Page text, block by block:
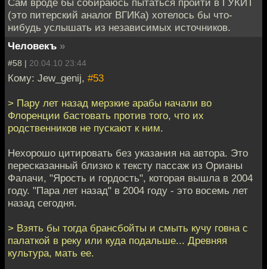
Сам вроде бы собираюсь пытаться пройти в ГУКИТ
(это питерский аналог ВГИКа) хотелось бы что-
нибудь услышать из независимых источников.
Человекъ »
#58 | 20.04.10 23:44
Кому: Jew_genij, #53
> Пару лет назад мерзкие арабы начали во
Флоренции бастовать против того, что их
родственников не пускают к ним.
Нехорошо цитировать без указания на автора. Это
пересказанный близко к тексту пассаж из Орианы
Фалачи, "Ярость и гордость", которая вышла в 2004
году. "Пара лет назад" в 2004 году - это восемь лет
назад сегодня.
> Взять бы тогда брансбойты и смыть кучу говна с
палаткой в реку или куда подальше... Древняя
культура, мать ее.